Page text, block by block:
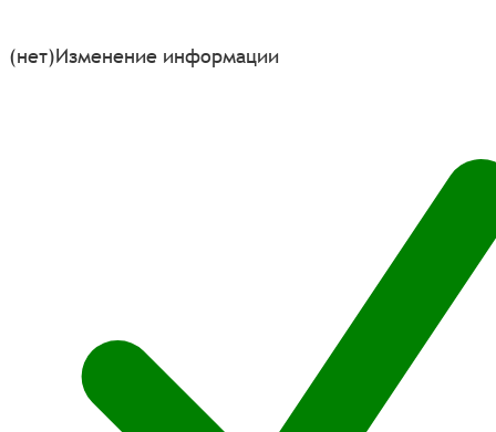
(нет)Изменение информации